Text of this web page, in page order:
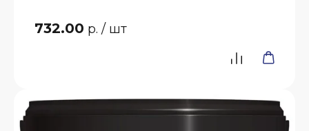
732.00 р. / шт